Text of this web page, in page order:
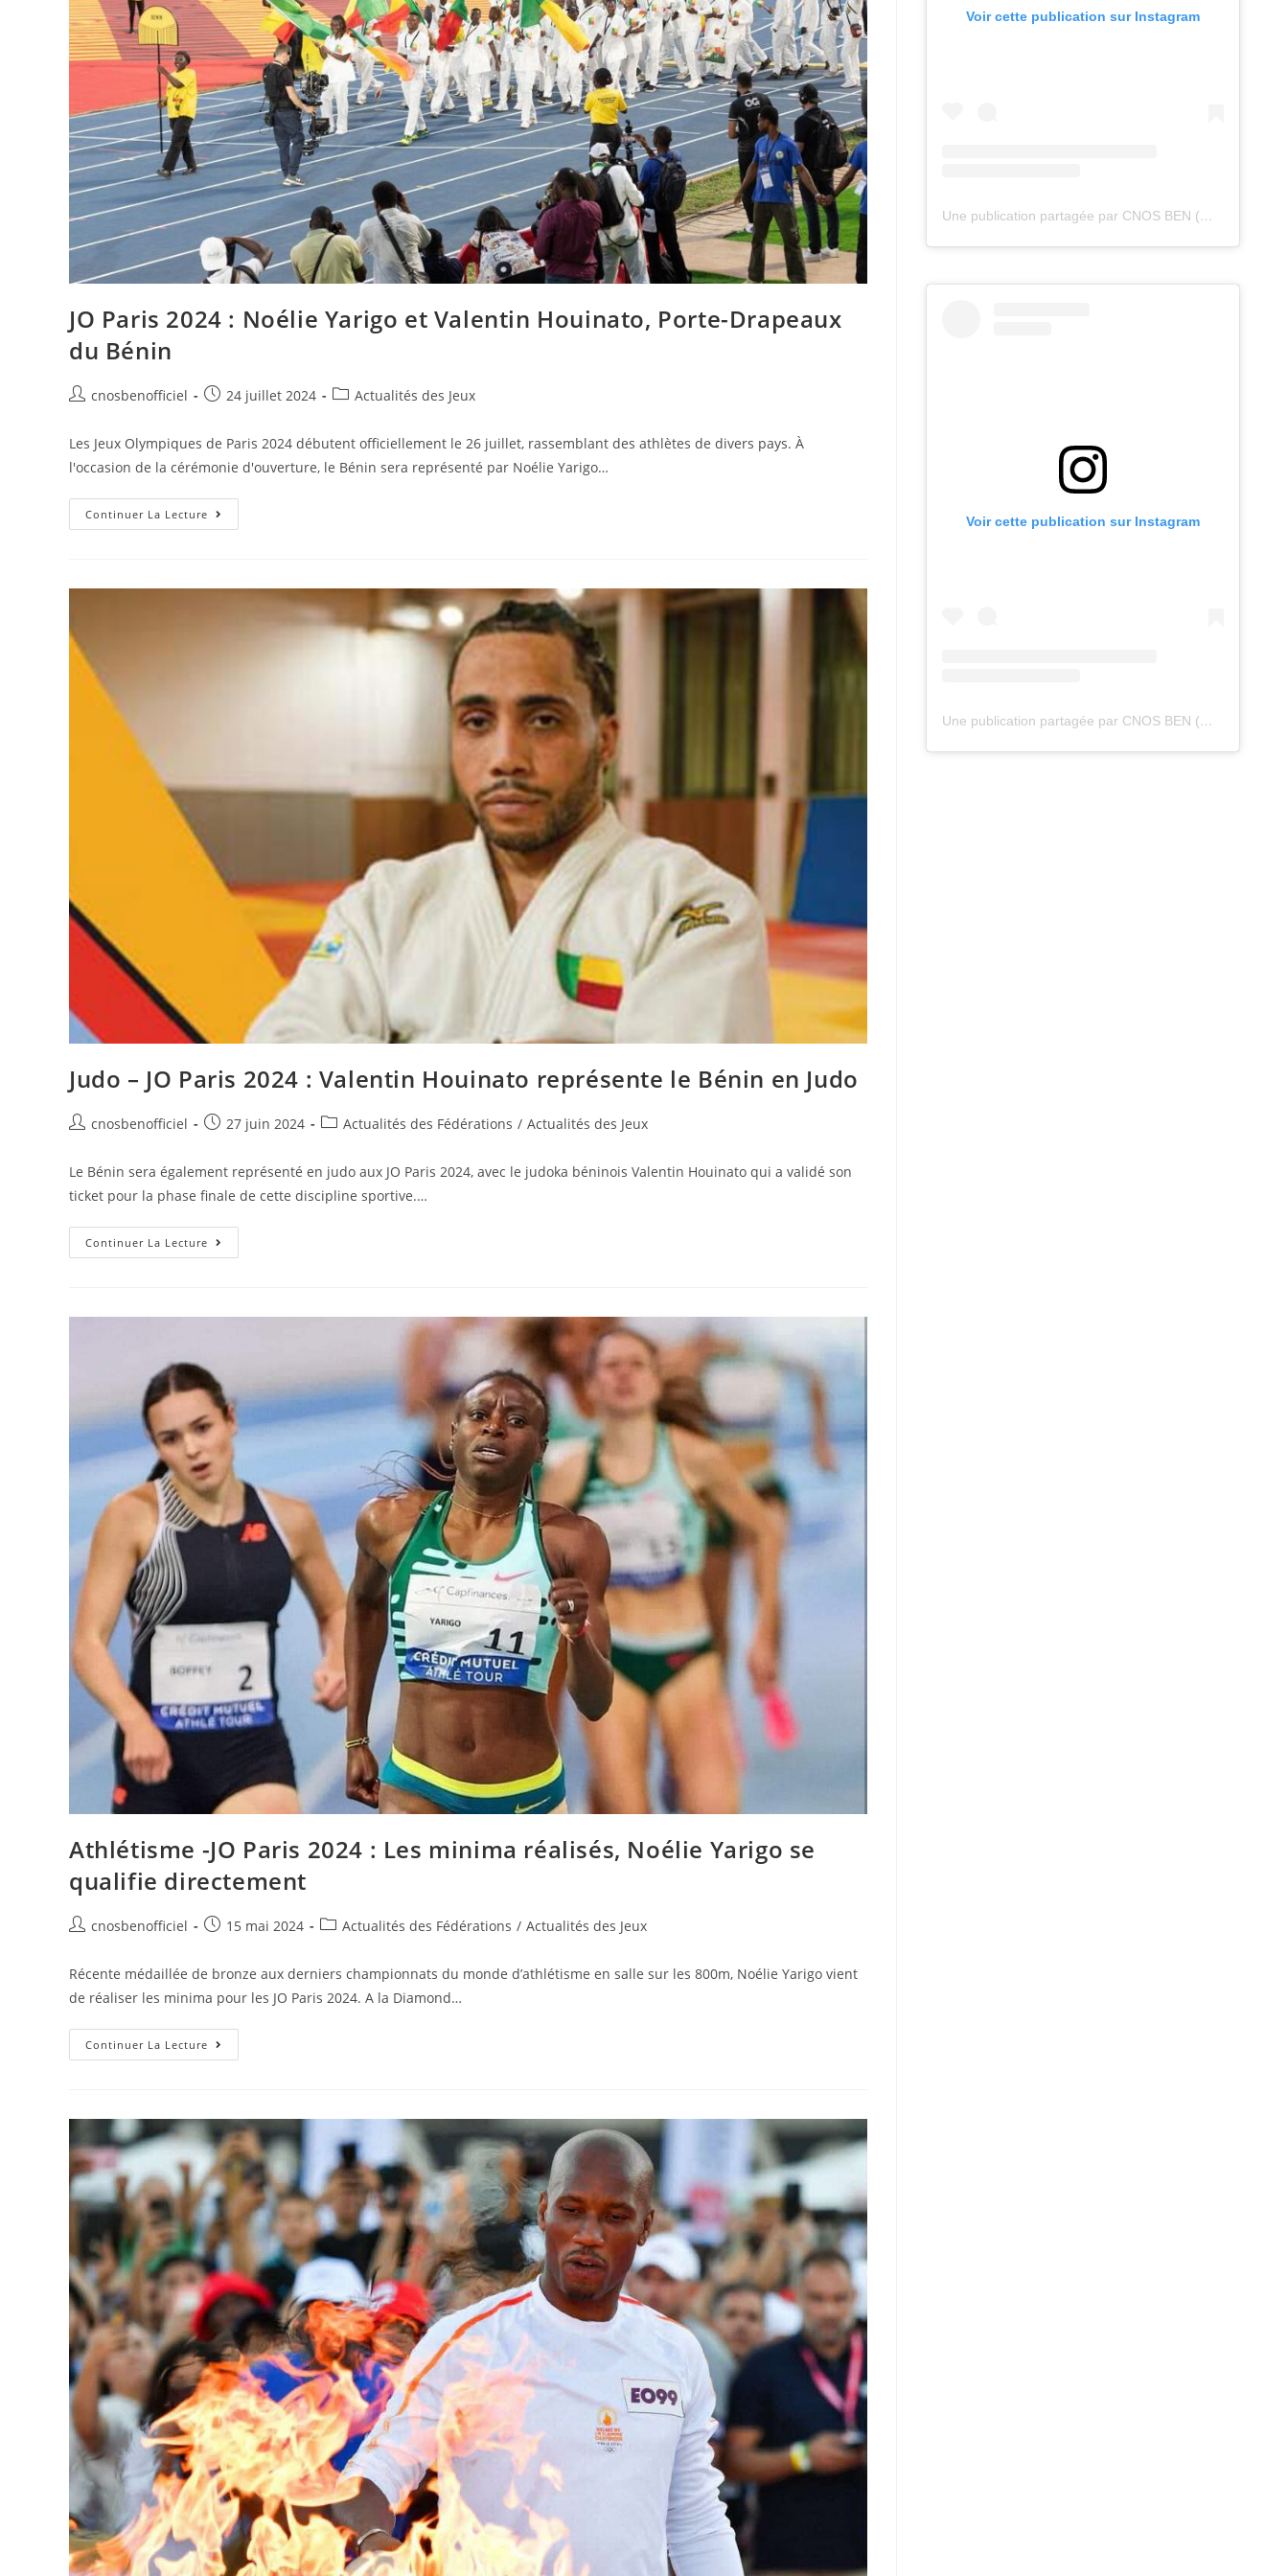
JO Paris 2024 : Noélie Yarigo et Valentin Houinato, Porte-Drapeaux
du Bénin
cnosbenofficiel 24 juillet 2024 Actualités des Jeux
Les Jeux Olympiques de Paris 2024 débutent officiellement le 26 juillet, rassemblant des athlètes de divers pays. À
l'occasion de la cérémonie d'ouverture, le Bénin sera représenté par Noélie Yarigo…
Continuer La Lecture
Judo – JO Paris 2024 : Valentin Houinato représente le Bénin en Judo
cnosbenofficiel 27 juin 2024 Actualités des Fédérations / Actualités des Jeux
Le Bénin sera également représenté en judo aux JO Paris 2024, avec le judoka béninois Valentin Houinato qui a validé son
ticket pour la phase finale de cette discipline sportive.…
Continuer La Lecture
Athlétisme -JO Paris 2024 : Les minima réalisés, Noélie Yarigo se
qualifie directement
cnosbenofficiel 15 mai 2024 Actualités des Fédérations / Actualités des Jeux
Récente médaillée de bronze aux derniers championnats du monde d’athlétisme en salle sur les 800m, Noélie Yarigo vient
de réaliser les minima pour les JO Paris 2024. A la Diamond…
Continuer La Lecture
Voir cette publication sur Instagram
Une publication partagée par CNOS BEN (@cnos_ben)
Voir cette publication sur Instagram
Une publication partagée par CNOS BEN (@cnos_ben)